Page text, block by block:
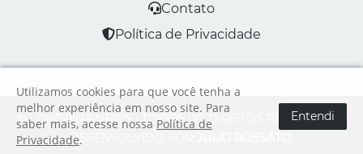
Contato
Política de Privacidade
© LONDRINA NEWS | TODOS OS DIREITOS RESERVADOS
DESENVOLVIDO POR
Utilizamos cookies para que você tenha a
melhor experiência em nosso site. Para
saber mais, acesse nossa Política de
Privacidade.
Entendi